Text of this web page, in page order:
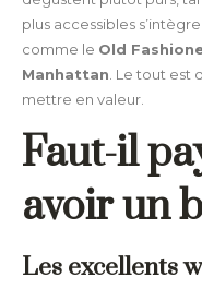
plus accessibles
comme le Old
Manhattan . Le tout
mettre en valeur.
Faut-il
avoir un
Les excellents